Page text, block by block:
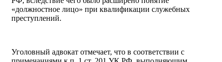
«должностное лицо» при квалификации служебных
преступлений.
Уголовный адвокат отмечает, что в соответствии с